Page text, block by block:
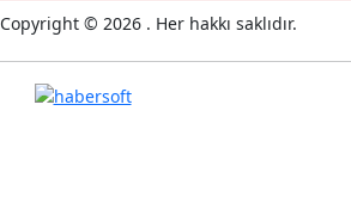
Copyright © 2026 . Her hakkı saklıdır.